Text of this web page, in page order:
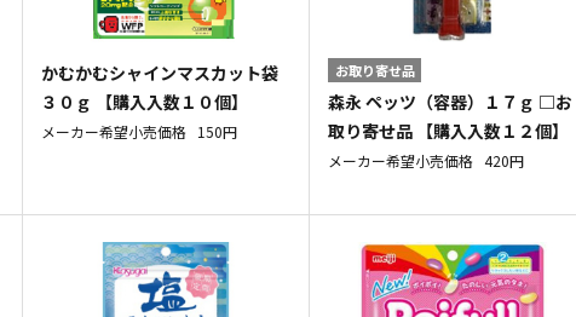
かむかむシャインマスカット袋
３０ｇ 【購入入数１０個】
メーカー希望小売価格 150円
お取り寄せ品
森永 ペッツ（容器）１７ｇ □お
取り寄せ品 【購入入数１２個】
メーカー希望小売価格 420円